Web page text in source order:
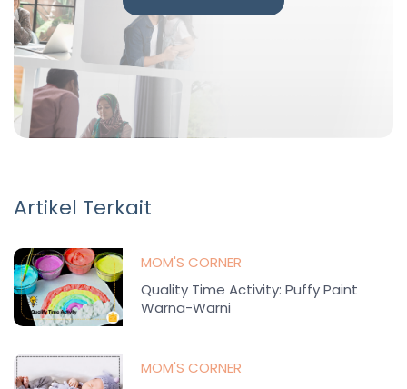
Artikel Terkait
MOM'S CORNER
Quality Time Activity: Puffy Paint
Warna-Warni
MOM'S CORNER